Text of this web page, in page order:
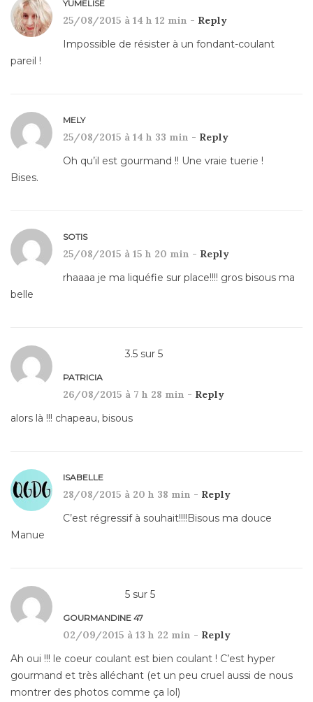
YUMELISE
25/08/2015 à 14 h 12 min - Reply
Impossible de résister à un fondant-coulant
pareil !
MELY
25/08/2015 à 14 h 33 min - Reply
Oh qu’il est gourmand !! Une vraie tuerie !
Bises.
SOTIS
25/08/2015 à 15 h 20 min - Reply
rhaaaa je ma liquéfie sur place!!!! gros bisous ma
belle
3.5 sur 5
PATRICIA
26/08/2015 à 7 h 28 min - Reply
alors là !!! chapeau, bisous
ISABELLE
28/08/2015 à 20 h 38 min - Reply
C’est régressif à souhait!!!!Bisous ma douce
Manue
5 sur 5
GOURMANDINE 47
02/09/2015 à 13 h 22 min - Reply
Ah oui !!! le coeur coulant est bien coulant ! C’est hyper
gourmand et très alléchant (et un peu cruel aussi de nous
montrer des photos comme ça lol)